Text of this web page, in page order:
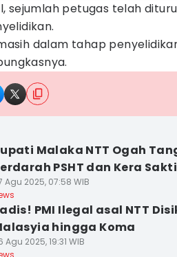
sejumlah petugas telah
dalam tahap
Malaka NTT Ogah
PSHT dan Kera Sakti
Agu 2025, 07:58 WIB
PMI Ilegal asal NTT
hingga Koma
Agu 2025, 19:31 WIB